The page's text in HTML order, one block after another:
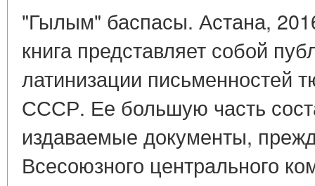
"Гылым" баспасы. Астана,
книга представляет собой
латинизации письменностей
СССР. Ее большую часть
издаваемые документы,
Всесоюзного центрального